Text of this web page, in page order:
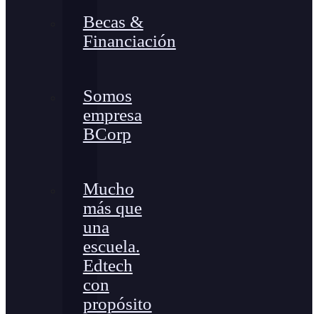
Becas &
Financiación
Somos
empresa
BCorp
Mucho
más que
una
escuela.
Edtech
con
propósito